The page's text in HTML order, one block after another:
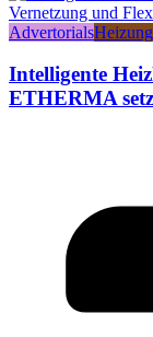
Advertorials
Intelligente
ETHERMA